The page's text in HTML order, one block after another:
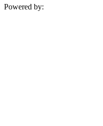
Powered by: